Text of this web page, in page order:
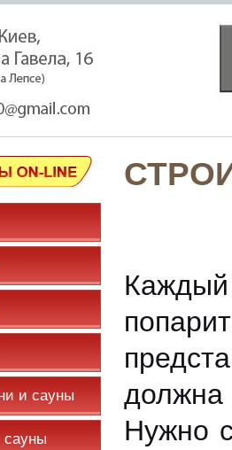
и сауны
сауны
Нужно